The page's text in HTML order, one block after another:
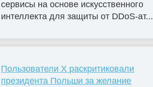
сервисы на основе искусственного
интеллекта для защиты от DDoS-ат...
Пользователи X раскритиковали
президента Польши за желание